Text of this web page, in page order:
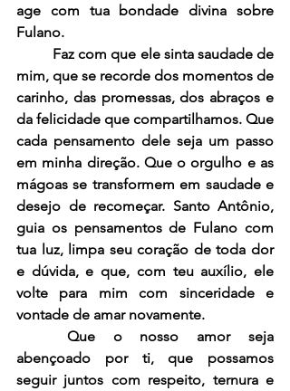
age com tua bondade divina sobre
Fulano.
mim, que se recorde dos momentos de
carinho, das promessas, dos abraços e
da felicidade que compartilhamos. Que
cada pensamento dele seja um passo
em minha direção. Que o orgulho e as
mágoas se transformem em saudade e
desejo de recomeçar. Santo Antônio,
guia os pensamentos de Fulano com
tua luz, limpa seu coração de toda dor
e dúvida, e que, com teu auxílio, ele
volte para mim com sinceridade e
vontade de amar novamente.
abençoado por ti, que possamos
seguir juntos com respeito, ternura e